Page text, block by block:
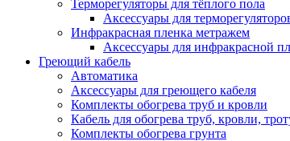
Терморегуляторы для тёплого пола
Аксессуары для
Инфракрасная пленка метражем
Аксессуары для инфракрасной
Греющий кабель
Автоматика
Аксессуары для греющего кабеля
Комплекты обогрева труб и кровли
Кабель для обогрева труб, кровли,
Комплекты обогрева грунта